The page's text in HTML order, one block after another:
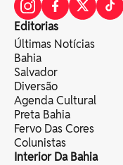
Editorias
Últimas Notícias
Bahia
Salvador
Diversão
Agenda Cultural
Preta Bahia
Fervo Das Cores
Colunistas
Interior Da Bahia